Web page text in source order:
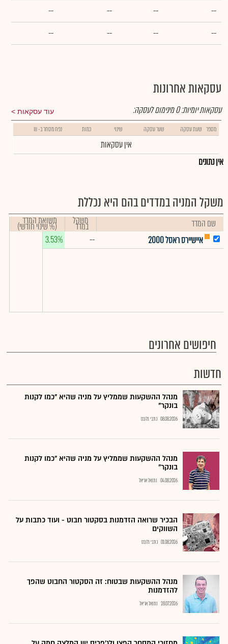
--
--
--
--
--
--
--
--
עסקאות אחרונות
עוד עסקאות עסקאות יומיות:0מינימום לעסקה:
מספר שעת עסקה שער עסקה שינוי כמות נפח מסחר ב- ₪
אין עסקאות
אין נתונים
משקל המניה במדדים בהם היא נכללת
שם המדד משקל
במדד תשואת המדד
(% שינוי חודשי)
איישיירס ראסל 2000
--
3.53%
חיפושים אחרונים
חדשות
מנהל ההשקעות שממליץ על מניה שהיא "כמו לקנות
בונקר"
08.08.2026 כתבי גלובס
מנהל ההשקעות שממליץ על מניה שהיא "כמו לקנות
בונקר"
04.08.2026 נתנאל אריאל
הבכיר שרואה הזדמנות בסקטור חבוט - ועוד כתבות על
השווקים
01.08.2026 כתבי גלובס
מנהל ההשקעות שבטוח: זה הסקטור החבוט שהפך
להזדמנות
28.07.2026 נתנאל אריאל